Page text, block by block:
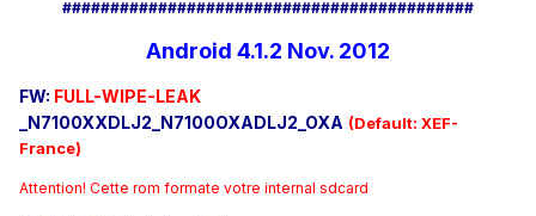
###########################################
Android 4.1.2 Nov. 2012
FW: FULL-WIPE-LEAK
_N7100XXDLJ2_N7100OXADLJ2_OXA (Default: XEF-
France)
Attention! Cette rom formate votre internal sdcard